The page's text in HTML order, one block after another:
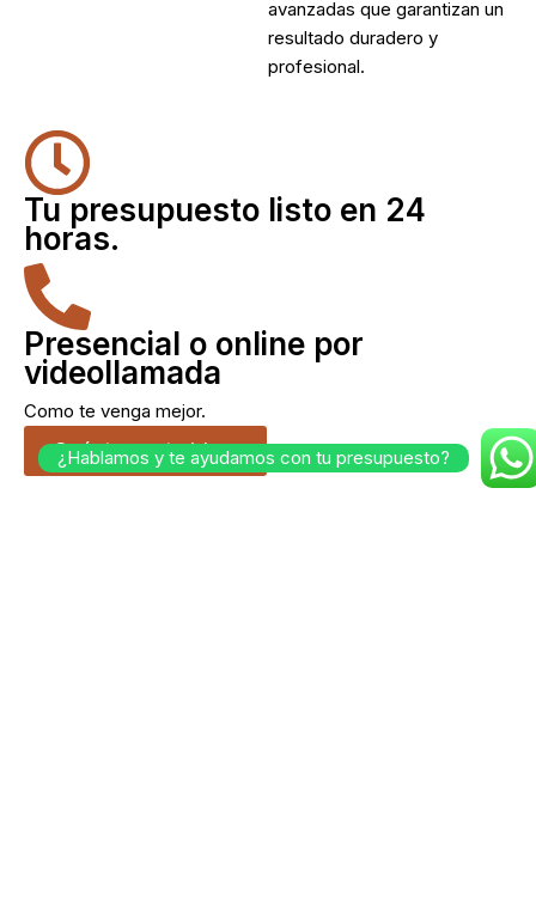
avanzadas que garantizan un
resultado duradero y
profesional.
Tu presupuesto listo en 24
horas.
Presencial o online por
videollamada
Como te venga mejor.
Cuéntanos tu idea.
¿Hablamos y te ayudamos con tu presupuesto?